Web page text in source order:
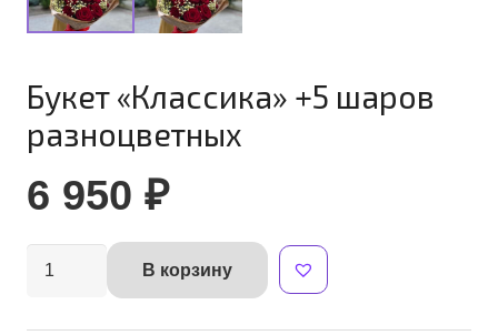
Букет «Классика» +5 шаров
разноцветных
6 950 ₽
Количество
В корзину
Alternative: